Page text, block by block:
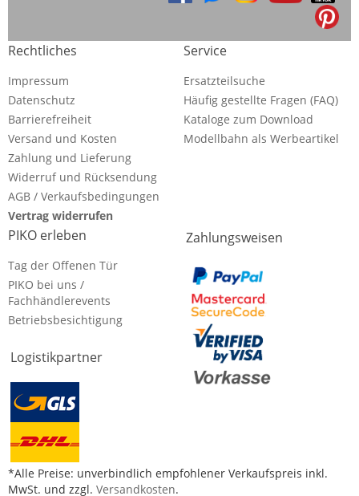
Rechtliches
Impressum
Datenschutz
Barrierefreiheit
Versand und Kosten
Zahlung und Lieferung
Widerruf und Rücksendung
AGB / Verkaufsbedingungen
Vertrag widerrufen
Service
Ersatzteilsuche
Häufig gestellte Fragen (FAQ)
Kataloge zum Download
Modellbahn als Werbeartikel
PIKO erleben
Tag der Offenen Tür
PIKO bei uns /
Fachhändlerevents
Betriebsbesichtigung
Logistikpartner
Zahlungsweisen
*Alle Preise: unverbindlich empfohlener Verkaufspreis inkl.
MwSt. und zzgl. Versandkosten.